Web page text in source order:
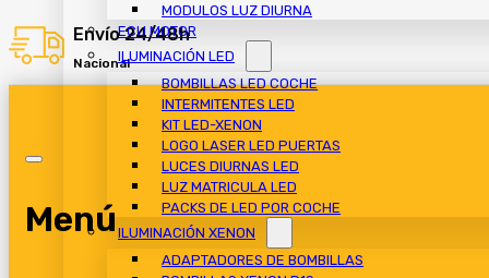
MODULOS LUZ DIURNA
ECU MOTOR
ILUMINACIÓN LED
BOMBILLAS LED COCHE
INTERMITENTES LED
KIT LED-XENON
LOGO LASER LED PUERTAS
LUCES DIURNAS LED
LUZ MATRICULA LED
PACKS DE LED POR COCHE
ILUMINACIÓN XENON
ADAPTADORES DE BOMBILLAS
Envío 24/48h
Nacional
Menú